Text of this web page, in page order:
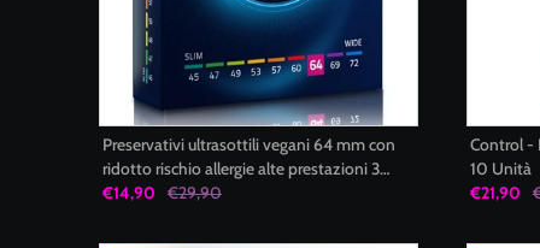
Preservativi ultrasottili vegani 64 mm con
ridotto rischio allergie alte prestazioni 3
unità My Size Pro
€14,90 €29,90
Control -
10 Unità
€21,90